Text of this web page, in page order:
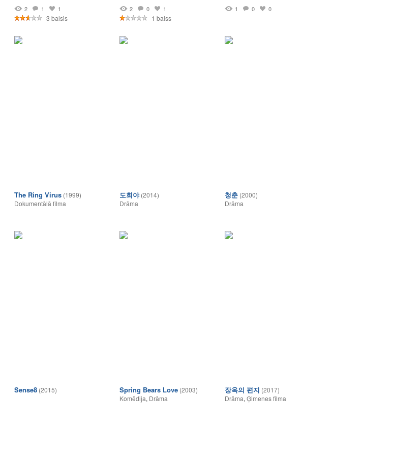
2 1 1
3 balsis
2 0 1
1 balss
1 0 0
The Ring Virus (1999)
Dokumentālā filma
도희야 (2014)
Drāma
청춘 (2000)
Drāma
Sense8 (2015) Spring Bears Love (2003)
Komēdija, Drāma
장옥의 편지 (2017)
Drāma, Ģimenes filma